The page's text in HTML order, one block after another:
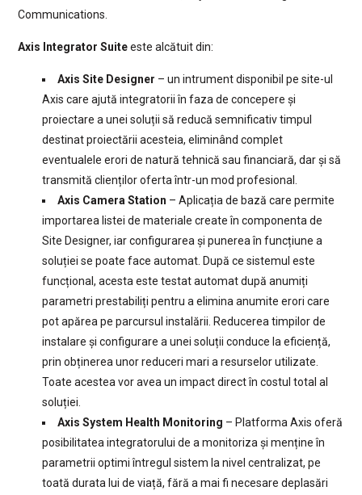
Communications.
Axis Integrator Suiteeste alcătuit din:
Axis Site Designer – un intrument disponibil pe site-ul
Axis care ajută integratorii în faza de concepere și
proiectare a unei soluții să reducă semnificativ timpul
destinat proiectării acesteia, eliminând complet
eventualele erori de natură tehnică sau financiară, dar și să
transmită clienților oferta într-un mod profesional.
Axis Camera Station – Aplicația de bază care permite
importarea listei de materiale create în componenta de
Site Designer, iar configurarea și punerea în funcțiune a
soluției se poate face automat. După ce sistemul este
funcțional, acesta este testat automat după anumiți
parametri prestabiliți pentru a elimina anumite erori care
pot apărea pe parcursul instalării. Reducerea timpilor de
instalare și configurare a unei soluții conduce la eficiență,
prin obținerea unor reduceri mari a resurselor utilizate.
Toate acestea vor avea un impact direct în costul total al
soluției.
Axis System Health Monitoring – Platforma Axis oferă
posibilitatea integratorului de a monitoriza și menține în
parametrii optimi întregul sistem la nivel centralizat, pe
toată durata lui de viață, fără a mai fi necesare deplasări